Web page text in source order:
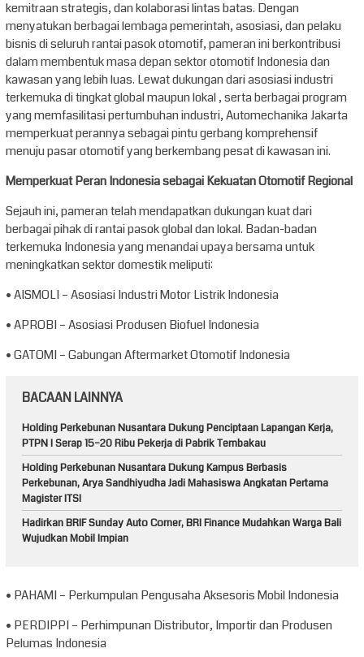
kemitraan strategis, dan kolaborasi lintas batas. Dengan
menyatukan berbagai lembaga pemerintah, asosiasi, dan pelaku
bisnis di seluruh rantai pasok otomotif, pameran ini berkontribusi
dalam membentuk masa depan sektor otomotif Indonesia dan
kawasan yang lebih luas. Lewat dukungan dari asosiasi industri
terkemuka di tingkat global maupun lokal , serta berbagai program
yang memfasilitasi pertumbuhan industri, Automechanika Jakarta
memperkuat perannya sebagai pintu gerbang komprehensif
menuju pasar otomotif yang berkembang pesat di kawasan ini.
Memperkuat Peran Indonesia sebagai Kekuatan Otomotif Regional
Sejauh ini, pameran telah mendapatkan dukungan kuat dari
berbagai pihak di rantai pasok global dan lokal. Badan-badan
terkemuka Indonesia yang menandai upaya bersama untuk
meningkatkan sektor domestik meliputi:
• AISMOLI – Asosiasi Industri Motor Listrik Indonesia
• APROBI – Asosiasi Produsen Biofuel Indonesia
• GATOMI – Gabungan Aftermarket Otomotif Indonesia
BACAAN LAINNYA
Holding Perkebunan Nusantara Dukung Penciptaan Lapangan Kerja,
PTPN I Serap 15–20 Ribu Pekerja di Pabrik Tembakau
Holding Perkebunan Nusantara Dukung Kampus Berbasis
Perkebunan, Arya Sandhiyudha Jadi Mahasiswa Angkatan Pertama
Magister ITSI
Hadirkan BRIF Sunday Auto Corner, BRI Finance Mudahkan Warga Bali
Wujudkan Mobil Impian
• PAHAMI – Perkumpulan Pengusaha Aksesoris Mobil Indonesia
• PERDIPPI – Perhimpunan Distributor, Importir dan Produsen
Pelumas Indonesia